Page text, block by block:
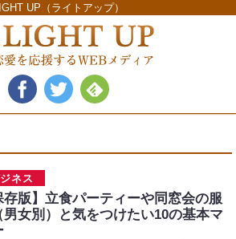
UP（ライトアップ）
ネス
存版】立食パーティーや同窓会の服
男女別）と気をつけたい10の基本マ